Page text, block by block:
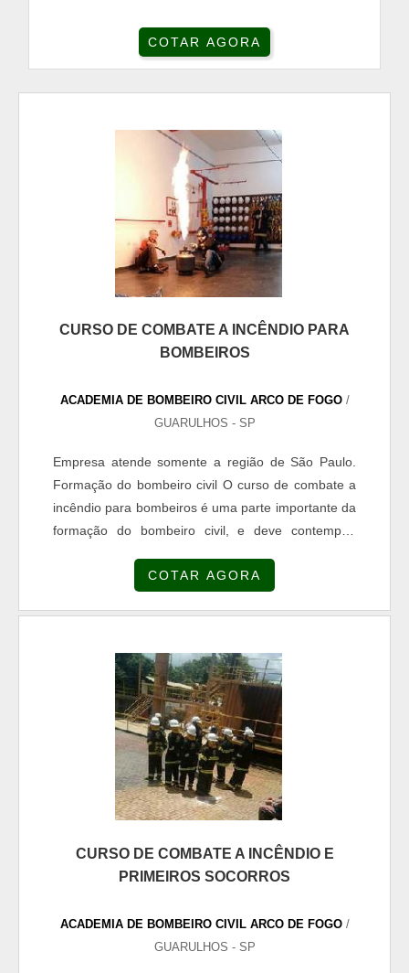
COTAR AGORA
CURSO DE COMBATE A INCÊNDIO PARA
BOMBEIROS
ACADEMIA DE BOMBEIRO CIVIL ARCO DE FOGO /
GUARULHOS - SP
Empresa atende somente a região de São Paulo.
Formação do bombeiro civil O curso de combate a
incêndio para bombeiros é uma parte importante da
formação do bombeiro civil, e deve contemplar
elaborar um plano de abandono para toda a
seus princi...
COTAR AGORA
CURSO DE COMBATE A INCÊNDIO E
PRIMEIROS SOCORROS
ACADEMIA DE BOMBEIRO CIVIL ARCO DE FOGO /
GUARULHOS - SP